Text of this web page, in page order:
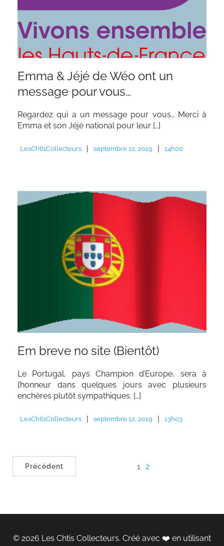
Emma & Jéjé de Wéo ont un
message pour vous…
Regardez qui a un message pour vous… Merci à
Emma et son Jéjé national pour leur […]
LesChtisCollecteurs | septembre 12, 2019 | 14h00
Em breve no site (Bientôt)
Le Portugal, pays Champion d’Europe, sera à
l’honneur dans quelques jours avec plusieurs
enchères plutôt sympathiques. […]
LesChtisCollecteurs | septembre 12, 2019 | 13h03
Précédent 1 2
© 2026 Les Chtis Collecteurs. Créé avec ❤️ en utilisant